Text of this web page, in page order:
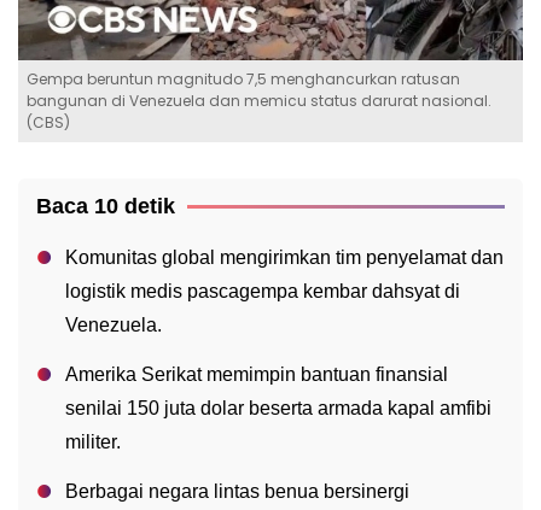
Gempa beruntun magnitudo 7,5 menghancurkan ratusan
bangunan di Venezuela dan memicu status darurat nasional.
(CBS)
Baca 10 detik
Komunitas global mengirimkan tim penyelamat dan
logistik medis pascagempa kembar dahsyat di
Venezuela.
Amerika Serikat memimpin bantuan finansial
senilai 150 juta dolar beserta armada kapal amfibi
militer.
Berbagai negara lintas benua bersinergi